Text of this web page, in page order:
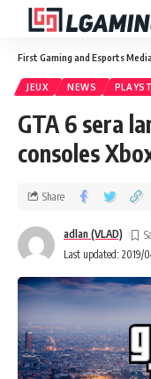
First Gaming and Esports
JEUX NEWS
GTA 6 sera
consoles
Last updated: 2019/
adlan (VLAD)
Share